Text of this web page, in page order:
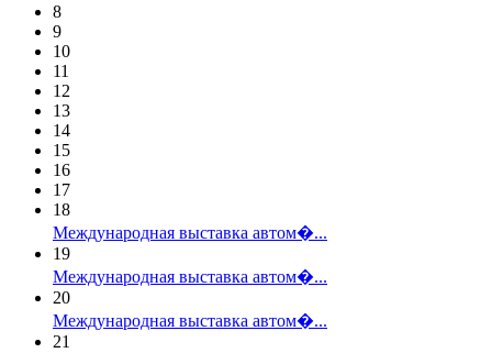
8
9
10
11
12
13
14
15
16
17
18
Международная выставка автом�...
19
Международная выставка автом�...
20
Международная выставка автом�...
21